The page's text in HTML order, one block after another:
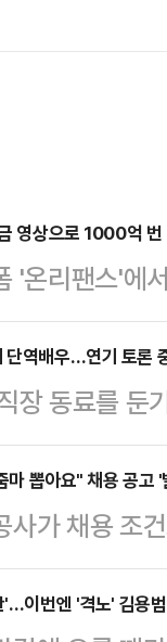
영상으로 1000억
'온리팬스'에
부해 화제
면 플로리다
이 1억 달러(
그램 등 소
다. 특히 성인
어린 시절 형
역배우…연기 토론
장 동료를
평택지원 형
역 12년을 선
일 오전 경기
둔기를 휘둘
이론에 대한
뽑아요" 채용 공고 '
사가 채용 조
을 사용해
(SCMP)에
이번엔 '격노' 김용